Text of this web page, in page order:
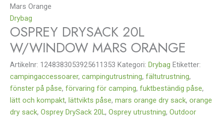
Mars Orange
Drybag
OSPREY DRYSACK 20L
W/WINDOW MARS ORANGE
Artikelnr: 1248383053925611353 Kategori: Drybag Etiketter:
campingaccessoarer, campingutrustning, fältutrustning,
fönster på påse, förvaring för camping, fuktbeständig påse,
lätt och kompakt, lättvikts påse, mars orange dry sack, orange
dry sack, Osprey DrySack 20L, Osprey utrustning, Outdoor